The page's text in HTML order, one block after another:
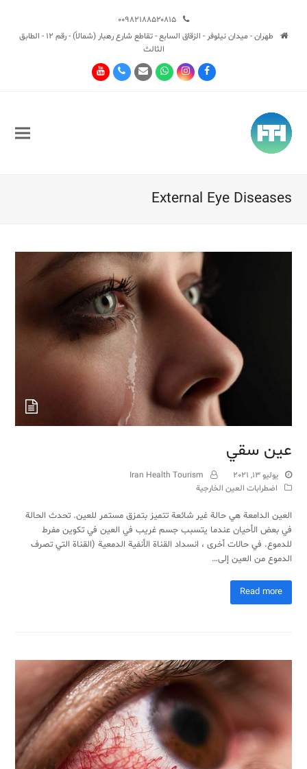
طهران - ميدان نيلوفر - الزقاق السابع - تقاطع شارع رهبار (شمالاً) - رقم 12 - الطابق
الثالث
Facebook
Instagram
Whatsapp
Email
Phone
Youtube
External Eye Diseases
عين سقي
يوليو 13, 2021
Iran Health Tourism
اضطرابات العين الخارجية
العين الدامعة هي حالة غير شائعة تتميز بتمزق مستمر للعين. تحدث الحالة
في بعض الأحيان عندما يتسبب جسم غريب في العين في تكوين مفرط
للدموع. في حالات أخرى ، انسداد القناة الأنفية الدمعية (القناة التي تصرف
الدموع من العين إلى…
Read more